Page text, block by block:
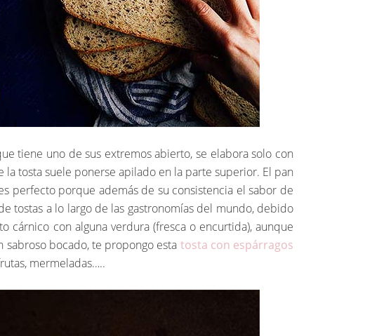
tiene uno de sus extremos abierto, se elabora solo con
tosta suele ponerse apilado en la parte superior. El pan
perfecto porque además de su consistencia el sabor de
tostas a lo largo de las gastronomías del mundo, debido
cárnico con alguna verdura (fresca o encurtida), aunque
bocado, te propongo esta tosta con espárragos
mermeladas…..